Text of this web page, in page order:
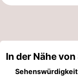
Spielplätze
-
In der Nähe